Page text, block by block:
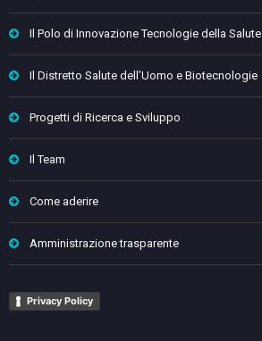
Il Polo di Innovazione Tecnologie della Salute
Il Distretto Salute dell’Uomo e Biotecnologie
Progetti di Ricerca e Sviluppo
Il Team
Come aderire
Amministrazione trasparente
Privacy Policy